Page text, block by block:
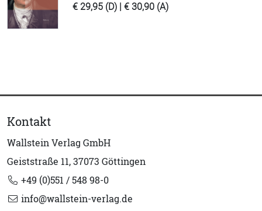
€ 29,95 (D) | € 30,90 (A)
Kontakt
Wallstein Verlag GmbH
Geiststraße 11, 37073 Göttingen
+49 (0)551 / 548 98-0
info@wallstein-verlag.de